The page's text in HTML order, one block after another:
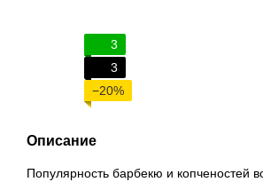
3
3
−20%
Описание
Популярность барбекю и копченостей